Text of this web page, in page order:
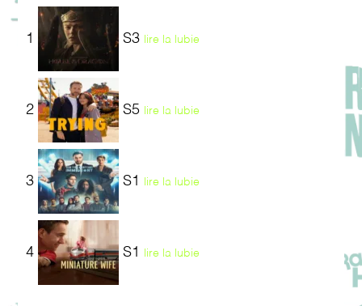
1 S3 lire la lubie
2 S5 lire la lubie
3 S1 lire la lubie
4 S1 lire la lubie